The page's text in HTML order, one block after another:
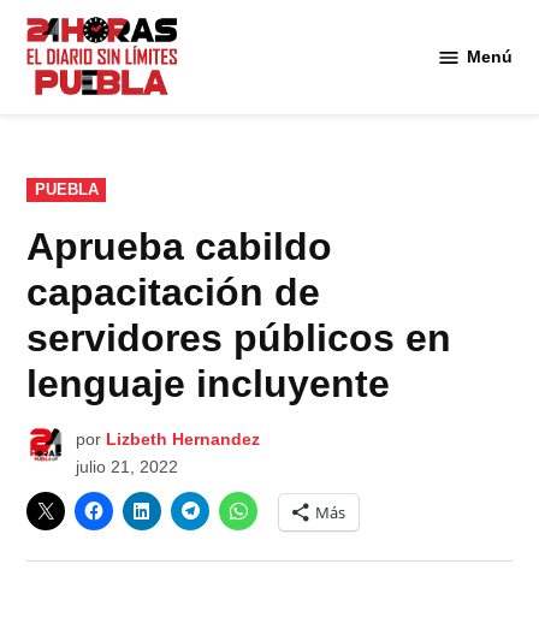
Saltar
contenido
Menú
PUBLICADO
EN
PUEBLA
Aprueba cabildo
capacitación de
servidores públicos en
lenguaje incluyente
por Lizbeth Hernandez
julio 21, 2022
Más